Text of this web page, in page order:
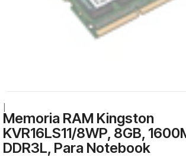
Memoria RAM Kingston
KVR16LS11/8WP, 8GB,
DDR3L, Para Notebook